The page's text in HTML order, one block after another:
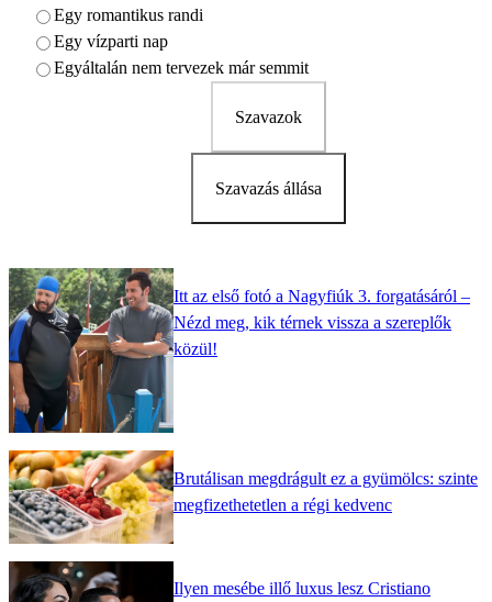
Egy romantikus randi
Egy vízparti nap
Egyáltalán nem tervezek már semmit
Szavazok
Szavazás állása
Itt az első fotó a Nagyfiúk 3. forgatásáról –
Nézd meg, kik térnek vissza a szereplők
közül!
Brutálisan megdrágult ez a gyümölcs: szinte
megfizethetetlen a régi kedvenc
Ilyen mesébe illő luxus lesz Cristiano